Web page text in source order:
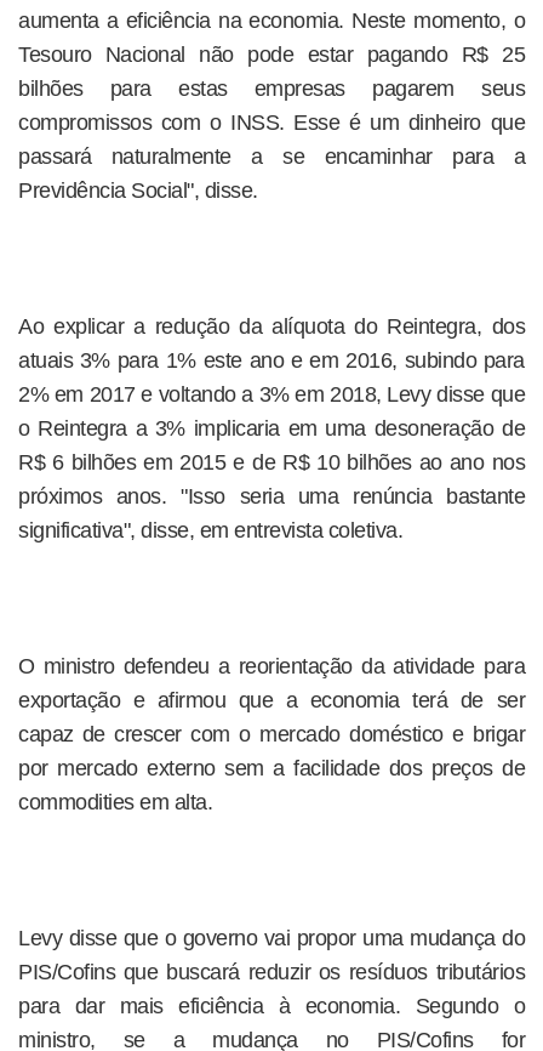
aumenta a eficiência na economia. Neste momento, o
Tesouro Nacional não pode estar pagando R$ 25
bilhões para estas empresas pagarem seus
compromissos com o INSS. Esse é um dinheiro que
passará naturalmente a se encaminhar para a
Previdência Social", disse.
Ao explicar a redução da alíquota do Reintegra, dos
atuais 3% para 1% este ano e em 2016, subindo para
2% em 2017 e voltando a 3% em 2018, Levy disse que
o Reintegra a 3% implicaria em uma desoneração de
R$ 6 bilhões em 2015 e de R$ 10 bilhões ao ano nos
próximos anos. "Isso seria uma renúncia bastante
significativa", disse, em entrevista coletiva.
O ministro defendeu a reorientação da atividade para
exportação e afirmou que a economia terá de ser
capaz de crescer com o mercado doméstico e brigar
por mercado externo sem a facilidade dos preços de
commodities em alta.
Levy disse que o governo vai propor uma mudança do
PIS/Cofins que buscará reduzir os resíduos tributários
para dar mais eficiência à economia. Segundo o
ministro, se a mudança no PIS/Cofins for